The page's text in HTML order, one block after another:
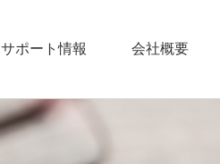
サポート情報 会社概要